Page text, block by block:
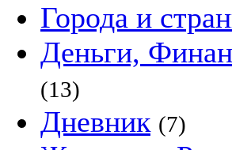
Города и
Деньги,
(13)
Дневник (7)